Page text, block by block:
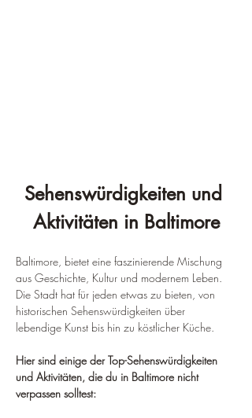
Sehenswürdigkeiten und
Aktivitäten in Baltimore
Baltimore, bietet eine faszinierende Mischung
aus Geschichte, Kultur und modernem Leben.
Die Stadt hat für jeden etwas zu bieten, von
historischen Sehenswürdigkeiten über
lebendige Kunst bis hin zu köstlicher Küche.
Hier sind einige der Top-Sehenswürdigkeiten
und Aktivitäten, die du in Baltimore nicht
verpassen solltest: